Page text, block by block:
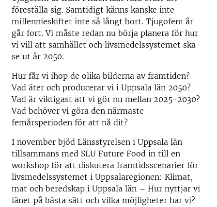
föreställa sig. Samtidigt känns kanske inte
millennieskiftet inte så långt bort. Tjugofem år
går fort. Vi måste redan nu börja planera för hur
vi vill att samhället och livsmedelssystemet ska
se ut år 2050.
Hur får vi ihop de olika bilderna av framtiden?
Vad äter och producerar vi i Uppsala län 2050?
Vad är viktigast att vi gör nu mellan 2025-2030?
Vad behöver vi göra den närmaste
femårsperioden för att nå dit?
I november bjöd Länsstyrelsen i Uppsala län
tillsammans med SLU Future Food in till en
workshop för att diskutera framtidsscenarier för
livsmedelssystemet i Uppsalaregionen: Klimat,
mat och beredskap i Uppsala län – Hur nyttjar vi
länet på bästa sätt och vilka möjligheter har vi?